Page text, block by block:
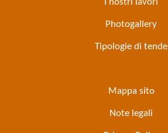
I nostri lavori
Photogallery
Tipologie di tende
Mappa sito
Note legali